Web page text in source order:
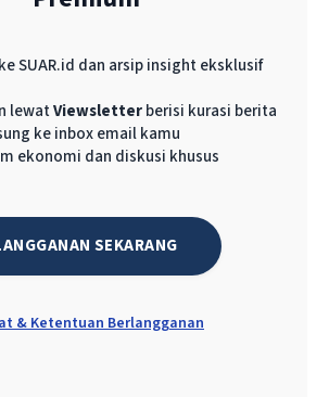
tahu apa tujuannya
Penting bagi
dalam menantikan
di pagi hari dan
(pendiri Space X)
SUAR.id dan arsip insight eksklusif
lewatViewsletterberisi kurasi berita
ke inbox email kamu
ekonomi dan diskusi khusus
SEKARANG
& Ketentuan Berlangganan